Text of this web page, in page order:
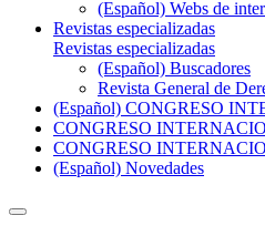
(Español) Webs de
Revistas especializadas
Revistas especializadas
(Español) Buscadores
Revista General de
(Español) CONGRESO
CONGRESO
CONGRESO
(Español) Novedades